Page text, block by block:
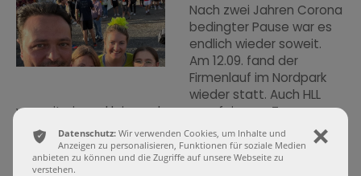
Nach zwei Jahren Corona
bedingter Pause war es
endlich wieder soweit.
Am 12.09. fand der
Firmenlauf im Nordpark
wieder statt. Auch HLL
war mit einem kleinen aber umso feineren Team am
Start und erziel ...
ı
ͳ Datenschutz: Wir verwenden Cookies, um Inhalte und
Anzeigen zu personalisieren, Funktionen für soziale Medien
anbieten zu können und die Zugriffe auf unsere Webseite zu
verstehen.